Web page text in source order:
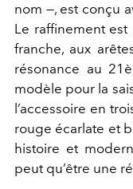
nom —, est conçu
Le raffinement est
franche, aux
résonance au
modèle pour la
l’accessoire en
rouge écarlate et
histoire et
peut qu’être une